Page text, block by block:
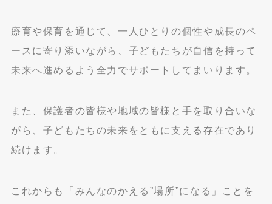
療育や保育を通じて、一人ひとりの個性や成長のペ
ースに寄り添いながら、子どもたちが自信を持って
未来へ進めるよう全力でサポートしてまいります。
また、保護者の皆様や地域の皆様と手を取り合いな
がら、子どもたちの未来をともに支える存在であり
続けます。
これからも「みんなのかえる”場所”になる」ことを